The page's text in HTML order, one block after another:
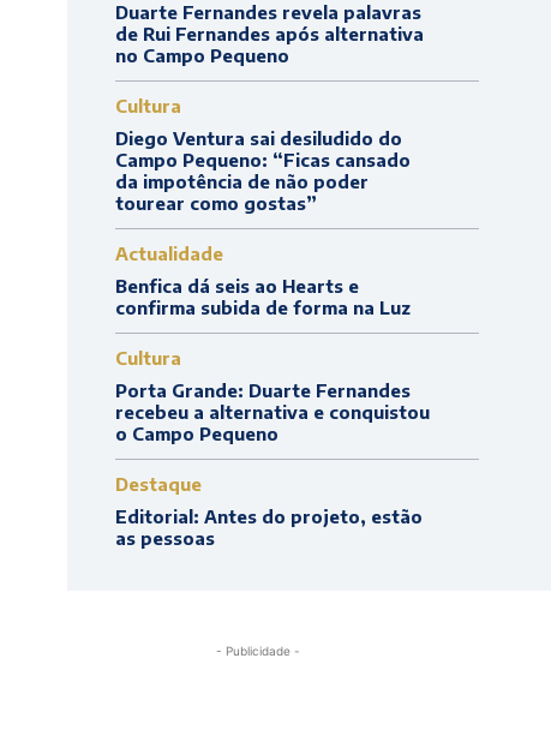
Duarte Fernandes revela palavras
de Rui Fernandes após alternativa
no Campo Pequeno
Cultura
Diego Ventura sai desiludido do
Campo Pequeno: “Ficas cansado
da impotência de não poder
tourear como gostas”
Actualidade
Benfica dá seis ao Hearts e
confirma subida de forma na Luz
Cultura
Porta Grande: Duarte Fernandes
recebeu a alternativa e conquistou
o Campo Pequeno
Destaque
Editorial: Antes do projeto, estão
as pessoas
- Publicidade -